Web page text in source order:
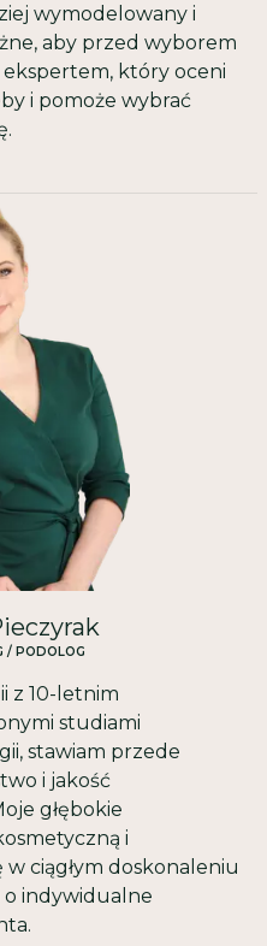
jakość przeglądania,
do indywidualnych potrzeb
stronie. Kliknięcie przycisku
wykorzystywanie przez nas
wymodelowany i
aby przed wyborem
który oceni
i pomoże wybrać
/ PODOLOG
z 10-letnim
studiami
stawiam przede
i jakość
głębokie
i
ciągłym doskonaleniu
o indywidualne